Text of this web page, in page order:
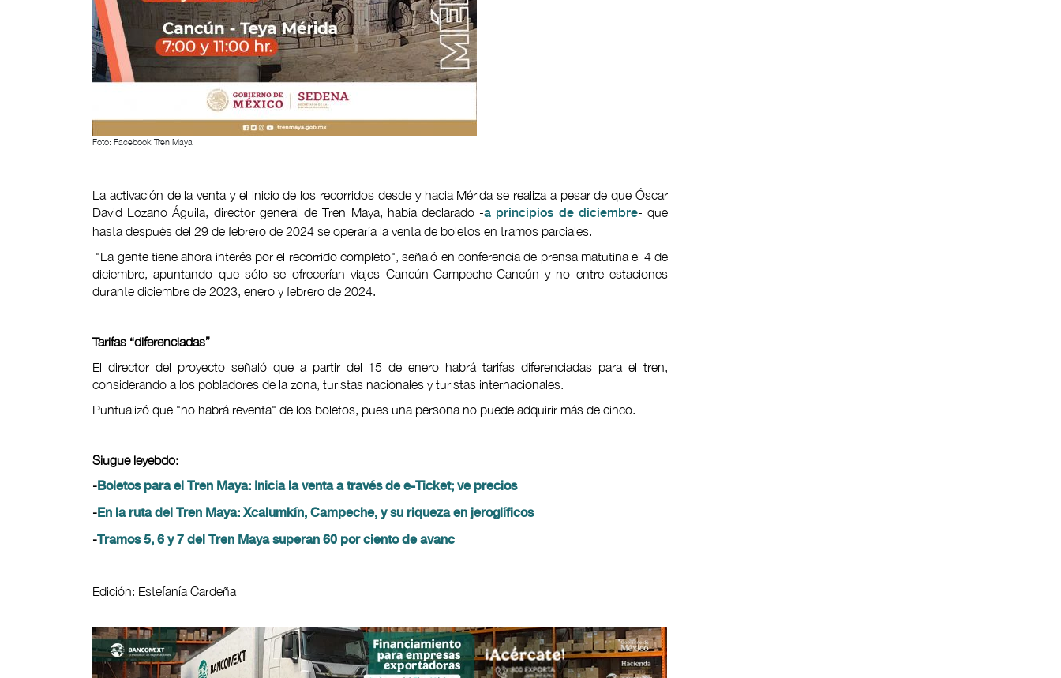
Foto: Facebook Tren Maya
La activación de la venta y el inicio de los recorridos desde y hacia Mérida se realiza a pesar de que Óscar
David Lozano Águila, director general de Tren Maya, había declarado -a principios de diciembre- que
hasta después del 29 de febrero de 2024 se operaría la venta de boletos en tramos parciales.
"La gente tiene ahora interés por el recorrido completo", señaló en conferencia de prensa matutina el 4 de
diciembre, apuntando que sólo se ofrecerían viajes Cancún-Campeche-Cancún y no entre estaciones
durante diciembre de 2023, enero y febrero de 2024.
Tarifas “diferenciadas”
El director del proyecto señaló que a partir del 15 de enero habrá tarifas diferenciadas para el tren,
considerando a los pobladores de la zona, turistas nacionales y turistas internacionales.
Puntualizó que "no habrá reventa" de los boletos, pues una persona no puede adquirir más de cinco.
Siugue leyebdo:
-Boletos para el Tren Maya: Inicia la venta a través de e-Ticket; ve precios
-En la ruta del Tren Maya: Xcalumkín, Campeche, y su riqueza en jeroglíficos
-Tramos 5, 6 y 7 del Tren Maya superan 60 por ciento de avanc
Edición: Estefanía Cardeña